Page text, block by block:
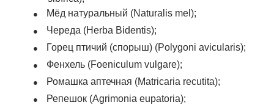
● Мёд натуральный (Naturalis mel);
● Череда (Herba Bidentis);
● Горец птичий (спорыш) (Polygoni avicularis);
● Фенхель (Foeniculum vulgare);
● Ромашка аптечная (Matricaria recutita);
● Репешок (Agrimonia eupatoria);